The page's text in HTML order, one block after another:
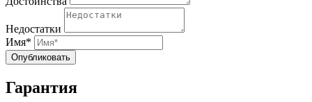
Недостатки
Имя*
Опубликовать
Гарантия